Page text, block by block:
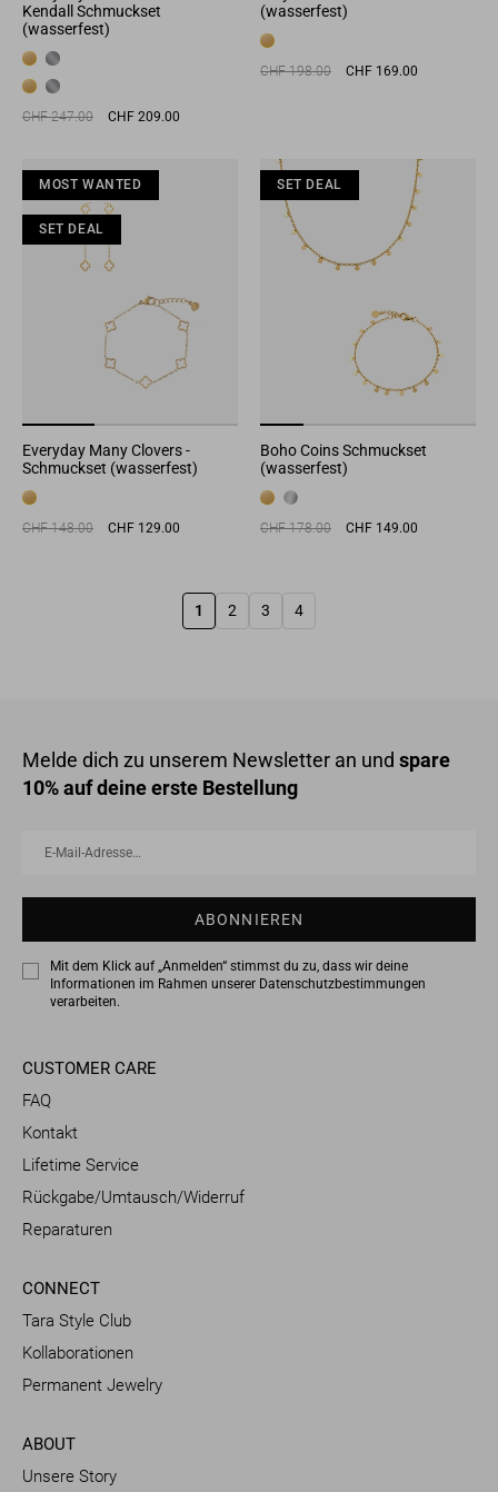
Kendall Schmuckset
(wasserfest)
Normaler
CHF 247.00 Sonderpreis
CHF 209.00
(wasserfest)
Normaler
CHF 198.00 Sonderpreis
CHF 169.00
MOST WANTED
SET DEAL
MOST WANTED
SET DEAL
MOST WANTED
SET DEAL
Everyday Many Clovers -
Schmuckset (wasserfest)
Normaler
CHF 148.00 Sonderpreis
CHF 129.00
SET DEAL
SET DEAL
Boho Coins Schmuckset
(wasserfest)
Normaler
CHF 178.00 Sonderpreis
CHF 149.00
1 2 3 4
Melde dich zu unserem Newsletter an und spare
10% auf deine erste Bestellung
ABONNIEREN
Mit dem Klick auf „Anmelden“ stimmst du zu, dass wir deine
Informationen im Rahmen unserer Datenschutzbestimmungen
verarbeiten.
CUSTOMER CARE
FAQ
Kontakt
Lifetime Service
Rückgabe/Umtausch/Widerruf
Reparaturen
CONNECT
Tara Style Club
Kollaborationen
Permanent Jewelry
ABOUT
Unsere Story